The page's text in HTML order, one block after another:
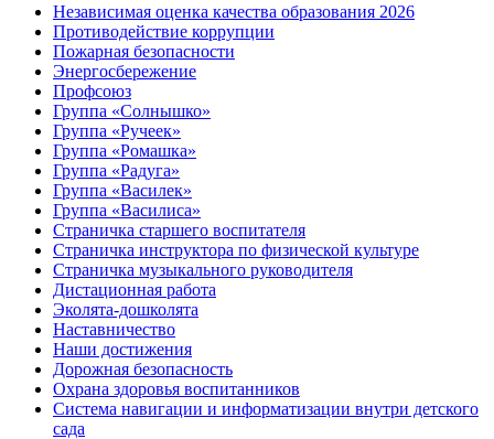
Независимая оценка качества образования 2026
Противодействие коррупции
Пожарная безопасности
Энергосбережение
Профсоюз
Группа «Солнышко»
Группа «Ручеек»
Группа «Ромашка»
Группа «Радуга»
Группа «Василек»
Группа «Василиса»
Страничка старшего воспитателя
Страничка инструктора по физической культуре
Страничка музыкального руководителя
Дистационная работа
Эколята-дошколята
Наставничество
Наши достижения
Дорожная безопасность
Охрана здоровья воспитанников
Система навигации и информатизации внутри детского
сада